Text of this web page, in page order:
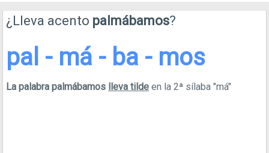
¿Lleva acento palmábamos?
pal - má - ba - mos
La palabra palmábamos lleva tilde en la 2ª sílaba "má"